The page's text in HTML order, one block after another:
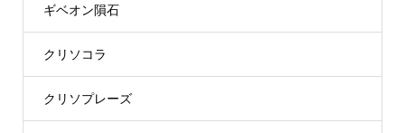
ギベオン隕石
クリソコラ
クリソプレーズ